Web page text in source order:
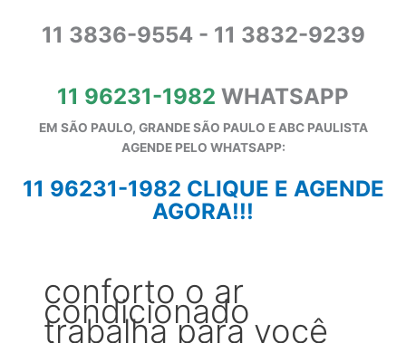
11 3836-9554 - 11 3832-9239
11 96231-1982 WHATSAPP
EM SÃO PAULO, GRANDE SÃO PAULO E ABC PAULISTA
AGENDE PELO WHATSAPP:
11 96231-1982 CLIQUE E AGENDE
AGORA!!!
conforto o ar
condicionado
trabalha para você